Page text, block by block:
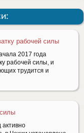
рабочей силы
2017 года
рабочей силы, и
трудится и
активно